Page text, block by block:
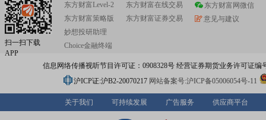
扫一扫下载
APP
东方财富Level-2
东方财富策略版
妙想投研助理
Choice金融终端
东方财富在线交易
东方财富证券交易
东方财富网微信
意见与建议
信息网络传播视听节目许可证：0908328号 经营证券期货业务许可证编
沪ICP证:沪B2-20070217 网站备案号:沪ICP备05006054号-11
关于我们 可持续发展 广告服务 供应商平台